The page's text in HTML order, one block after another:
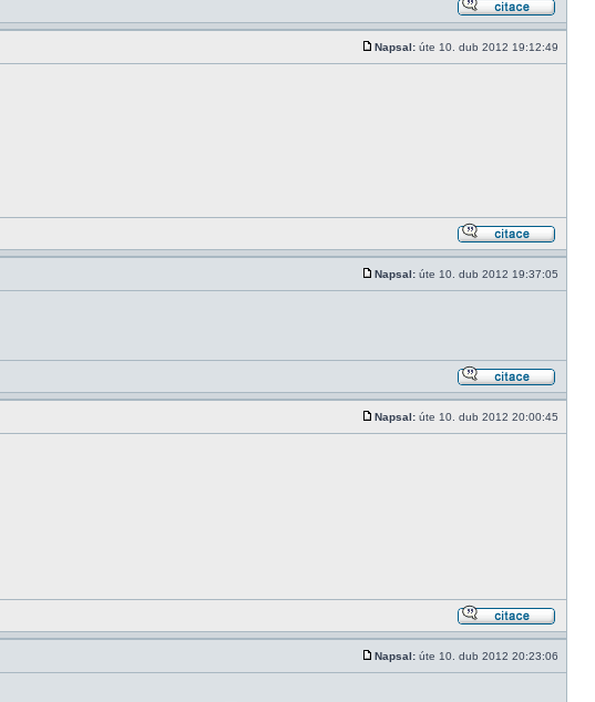
Napsal: úte 10. dub 2012 19:12:49
Napsal: úte 10. dub 2012 19:37:05
Napsal: úte 10. dub 2012 20:00:45
Napsal: úte 10. dub 2012 20:23:06